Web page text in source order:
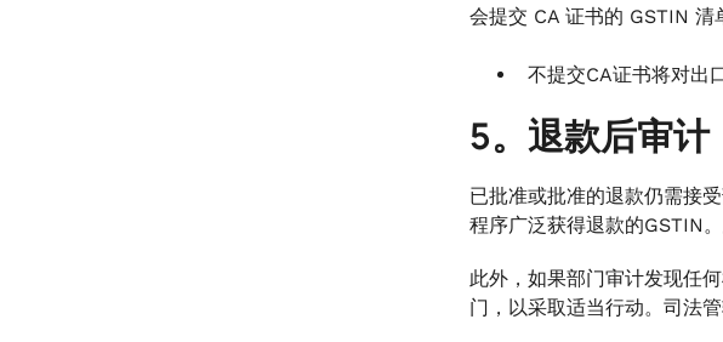
会提交 CA 证书的 GSTIN 清
不提交CA证书将对出
5。退款后审计
已批准或批准的退款仍需接
程序广泛获得退款的GSTIN
此外，如果部门审计发现任
门，以采取适当行动。司法